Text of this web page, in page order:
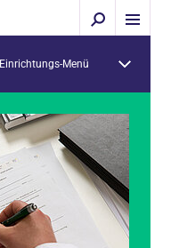
Einrichtungs-Menü